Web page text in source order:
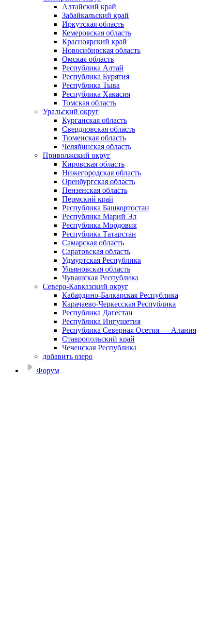
Алтайский край
Забайкальский край
Иркутская область
Кемеровская область
Красноярский край
Новосибирская область
Омская область
Республика Алтай
Республика Бурятия
Республика Тыва
Республика Хакасия
Томская область
Уральский округ
Курганская область
Свердловская область
Тюменская область
Челябинская область
Приволжский округ
Кировская область
Нижегородская область
Оренбургская область
Пензенская область
Пермский край
Республика Башкортостан
Республика Марий Эл
Республика Мордовия
Республика Татарстан
Самарская область
Саратовская область
Удмуртская Республика
Ульяновская область
Чувашская Республика
Северо-Кавказский округ
Кабардино-Балкарская Республика
Карачаево-Черкесская Республика
Республика Дагестан
Республика Ингушетия
Республика Северная Осетия — Алания
Ставропольский край
Чеченская Республика
добавить озеро
Форум